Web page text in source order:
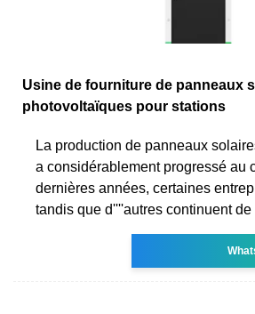
Usine de fourniture de panneaux
photovoltaïques pour stations
La production de panneaux
a considérablement progressé au
dernières années, certaines
tandis que d''''autres continuent de